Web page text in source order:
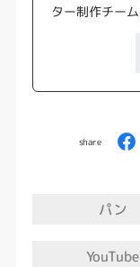
ター制作チー
をYouTubeで
す。 ☆キッズソングがニャージックに！『ニャーオ
n_channel ☆
『転生恐竜
ぶやきダンデ
share
パン
YouTube